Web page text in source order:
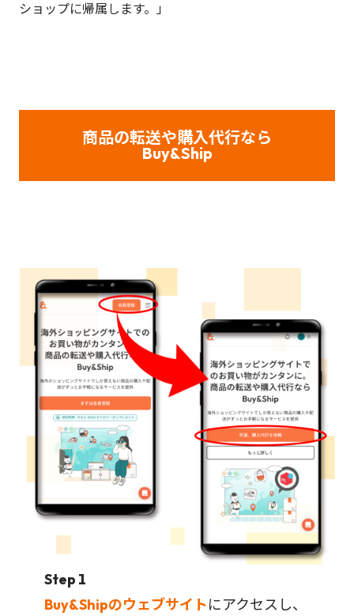
ショップに帰属します。」
商品の転送や購入代行なら
Buy&Ship
Step 1
Buy&Shipのウェブサイトにアクセスし、